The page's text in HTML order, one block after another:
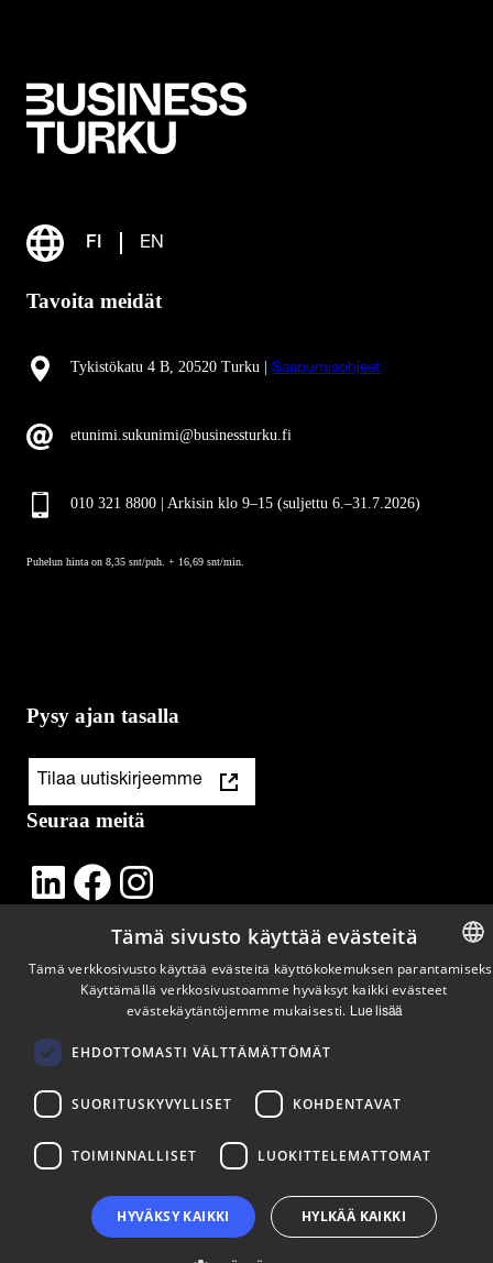
FI EN
Tavoita meidät
Tykistökatu 4 B, 20520 Turku | Saapumisohjeet
etunimi.sukunimi@businessturku.fi
010 321 8800 | Arkisin klo 9–15 (suljettu 6.–31.7.2026)
Puhelun hinta on 8,35 snt/puh. + 16,69 snt/min.
Pysy ajan tasalla
Tilaa uutiskirjeemme
Seuraa meitä
LinkedIn Facebook Instagram
Tämä sivusto käyttää evästeitä
Tämä verkkosivusto käyttää evästeitä käyttökokemuksen
Käyttämällä verkkosivustoamme hyväksyt kaikki evästeet
evästekäytäntöjemme mukaisesti. Lue lisää
EHDOTTOMASTI VÄLTTÄMÄTTÖMÄT
SUORITUSKYVYLLISET KOHDENTAVAT
TOIMINNALLISET LUOKITTELEMATTOMAT
HYVÄKSY KAIKKI HYLKÄÄ KAIKKI